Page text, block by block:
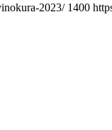
2023/ 1400